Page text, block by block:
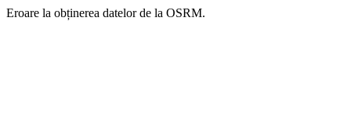
Eroare la obținerea datelor de la OSRM.